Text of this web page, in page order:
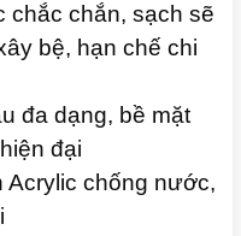
chắc chắn, sạch sẽ
bệ, hạn chế chi
đa dạng, bề mặt
đại
Acrylic chống nước,